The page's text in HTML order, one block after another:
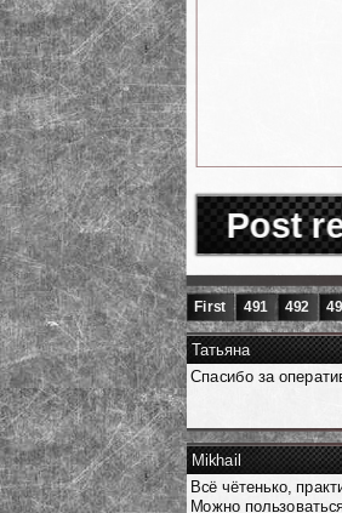
Post
First 491 492
Татьяна
Спасибо за
Mikhail
Всё чётенько,
Можно